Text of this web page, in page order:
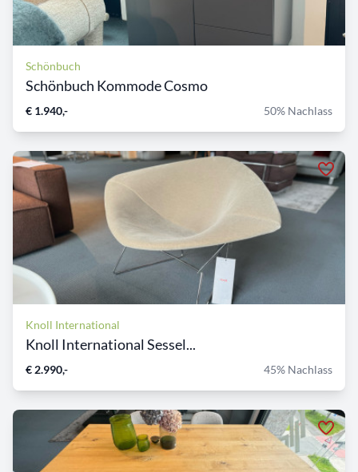
Schönbuch
Schönbuch Kommode Cosmo
€ 1.940,- 50% Nachlass
Knoll International
Knoll International Sessel...
€ 2.990,- 45% Nachlass